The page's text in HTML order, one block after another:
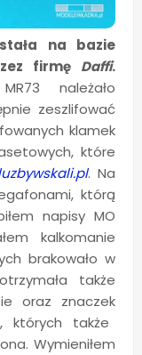
na bazie
firmę Daffi.
należało
zeszlifować
klamek
które
. Na
którą
napisy MO
kalkomanie
brakowało w
także
oraz znaczek
których także
Wymieniłem